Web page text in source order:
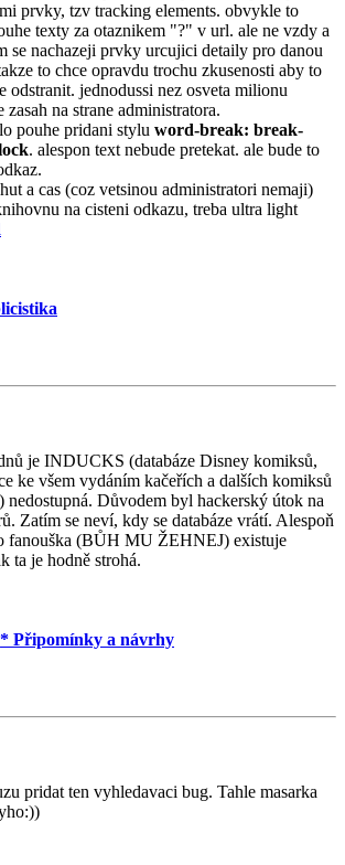
prvky, tzv tracking elements. obvykle to
texty za otaznikem "?" v url. ale ne vzdy a
se nachazeji prvky urcujici detaily pro danou
to chce opravdu trochu zkusenosti aby to
odstranit. jednodussi nez osveta milionu
na strane administratora.
pouhe pridani stylu word-break: break-
. alespon text nebude pretekat. ale bude to
a cas (coz vetsinou administratori nemaji)
na cisteni odkazu, treba ultra light
je INDUCKS (databáze Disney komiksů,
ke všem vydáním kačeřích a dalších komiksů
nedostupná. Důvodem byl hackerský útok na
Zatím se neví, kdy se databáze vrátí. Alespoň
fanouška (BŮH MU ŽEHNEJ) existuje
ta je hodně strohá.
* Připomínky a návrhy
pridat ten vyhledavaci bug. Tahle masarka